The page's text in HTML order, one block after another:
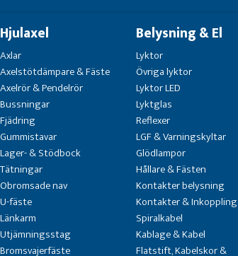
Hjulaxel
Axlar
Axelstötdämpare & Fäste
Axelrör & Pendelrör
Bussningar
Fjädring
Gummistavar
Lager- & Stödbock
Tätningar
Obromsade nav
U-fäste
Länkarm
Utjämningsstag
Bromsvajerfäste
Belysning & El
Lyktor
Övriga lyktor
Lyktor LED
Lyktglas
Reflexer
LGF & Varningskyltar
Glödlampor
Hållare & Fästen
Kontakter belysning
Kontakter & Inkoppling
Spiralkabel
Kablage & Kabel
Flatstift, Kabelskor &